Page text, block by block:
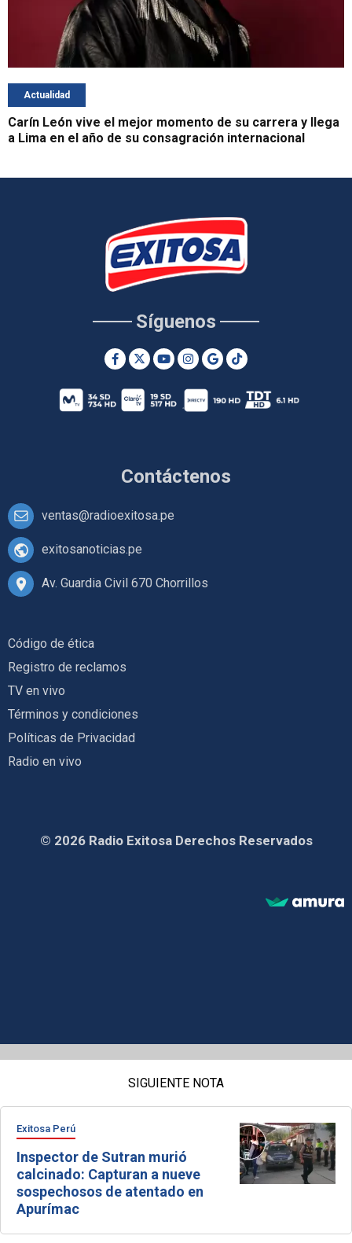
Actualidad
Carín León vive el mejor momento de su carrera y llega
a Lima en el año de su consagración internacional
Contáctenos
ventas@radioexitosa.pe
exitosanoticias.pe
Av. Guardia Civil 670 Chorrillos
Síguenos
Código de ética
Registro de reclamos
TV en vivo
Términos y condiciones
Políticas de Privacidad
Radio en vivo
© 2026 Radio Exitosa Derechos Reservados
SIGUIENTE NOTA
Exitosa Perú
Inspector de Sutran murió
calcinado: Capturan a nueve
sospechosos de atentado en
Apurímac